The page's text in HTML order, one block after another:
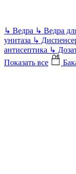
↳ Ведра ↳ Ведра
унитаза ↳
антисептика ↳
Показать все